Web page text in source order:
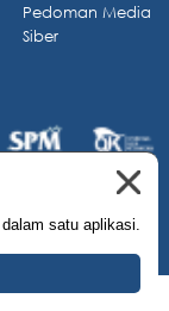
Pedoman Media
Siber
satu aplikasi.